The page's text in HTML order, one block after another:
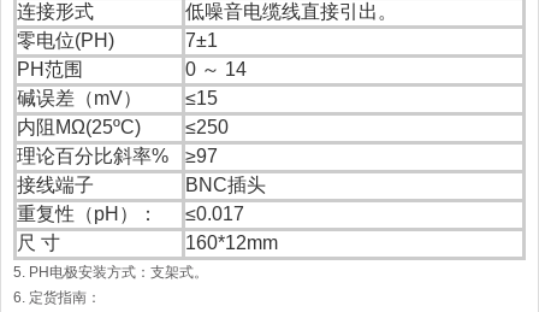
连接形式
低噪音电缆线直接引出。
零电位(PH)
7±1
PH范围
0 ～ 14
碱误差（mV）
≤15
内阻MΩ(25ºC)
≤250
理论百分比斜率%
≥97
接线端子
BNC插头
重复性（pH）：
≤0.017
尺 寸
160*12mm
5. PH电极安装方式：支架式。
6. 定货指南：